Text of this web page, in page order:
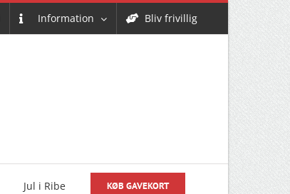
Information Bliv frivillig
Jul i Ribe KØB GAVEKORT